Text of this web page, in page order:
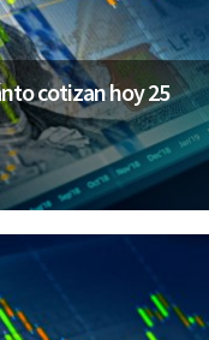
cotizan hoy 25